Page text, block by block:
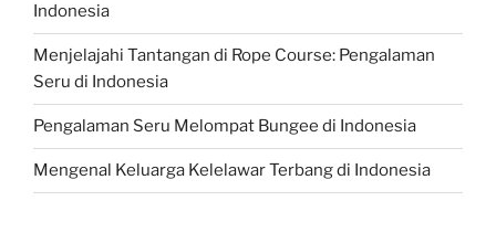
Indonesia
Menjelajahi Tantangan di Rope Course: Pengalaman
Seru di Indonesia
Pengalaman Seru Melompat Bungee di Indonesia
Mengenal Keluarga Kelelawar Terbang di Indonesia